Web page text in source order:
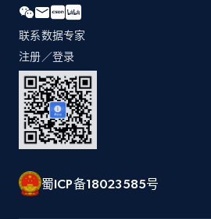
Youtube - Videos posts -
by podcast url
URL, Title, Youtuber, Youtuber
Video length, Likes, Views, and
联系数据专家
注册／登录
蜀ICP备18023585号